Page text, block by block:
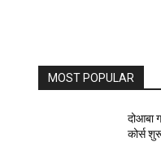
MOST POPULAR
दोआबा
कोर्स